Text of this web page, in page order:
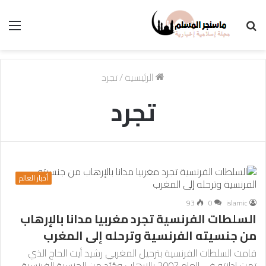
الرئيسية/تجرد
تجرد
أخبار العالم
islamic
0
93
السلطات الفرنسية تجرد مغربيا مدانا بالإرهاب
من جنسيته الفرنسية وترحله إلى المغرب
قامت السلطات الفرنسية بترحيل المغربي رشيد أيت الحاج الذي